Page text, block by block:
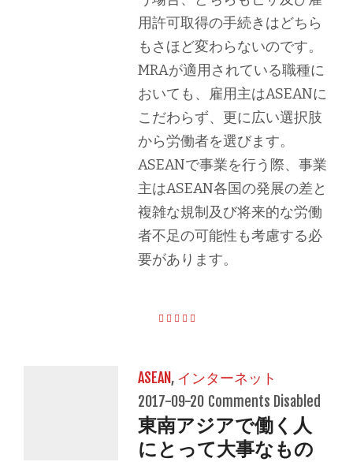
用許可取得の手続きはどちら
もさほど変わらないのです。
MRAが適用されている職種に
おいても、雇用主はASEANに
こだわらず、更に広い選択肢
から労働者を選びます。
ASEANで事業を行う際、事業
主はASEAN各国の発展の差と
複雑な規制及び将来的な労働
者不足の可能性も考慮する必
要があります。
ASEAN, インターネット
2017-09-20 Comments Disabled
東南アジアで働く人
にとって大事なもの